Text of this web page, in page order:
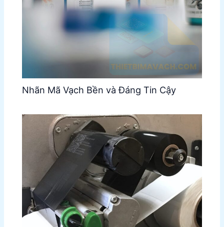
Nhãn Mã Vạch Bền và Đáng Tin Cậy